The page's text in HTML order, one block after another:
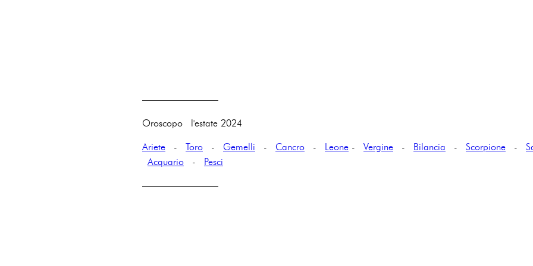
————————
Oroscopo l'estate 2024
Ariete - Toro - Gemelli - Cancro - Leone - Vergine - Bilancia - Scorpione -
Acquario - Pesci
————————